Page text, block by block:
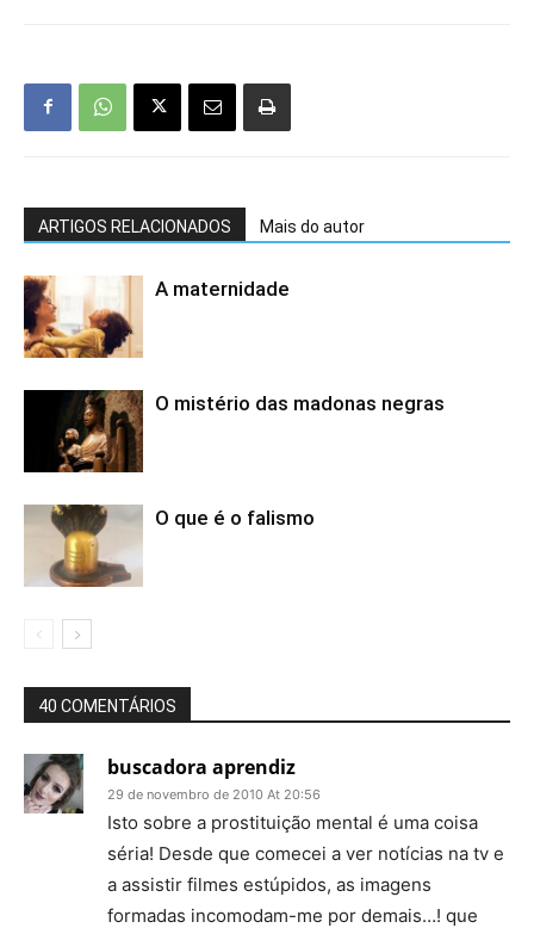
ARTIGOS RELACIONADOS Mais do autor
A maternidade
O mistério das madonas negras
O que é o falismo
40 COMENTÁRIOS
buscadora aprendiz
29 de novembro de 2010 At 20:56
Isto sobre a prostituição mental é uma coisa
séria! Desde que comecei a ver notícias na tv e
a assistir filmes estúpidos, as imagens
formadas incomodam-me por demais…! que